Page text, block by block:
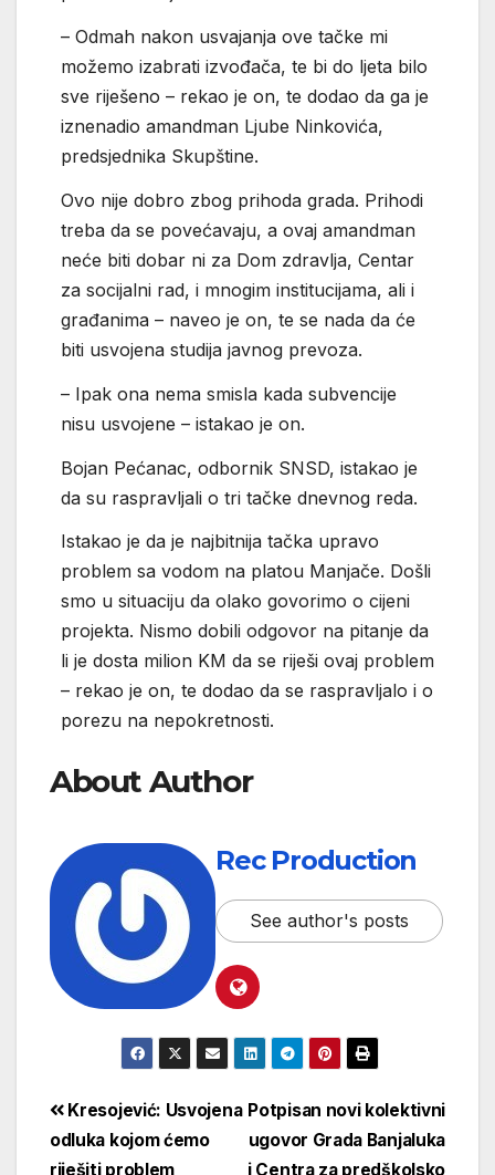
– Odmah nakon usvajanja ove tačke mi
možemo izabrati izvođača, te bi do ljeta bilo
sve riješeno – rekao je on, te dodao da ga je
iznenadio amandman Ljube Ninkovića,
predsjednika Skupštine.
Ovo nije dobro zbog prihoda grada. Prihodi
treba da se povećavaju, a ovaj amandman
neće biti dobar ni za Dom zdravlja, Centar
za socijalni rad, i mnogim institucijama, ali i
građanima – naveo je on, te se nada da će
biti usvojena studija javnog prevoza.
– Ipak ona nema smisla kada subvencije
nisu usvojene – istakao je on.
Bojan Pećanac, odbornik SNSD, istakao je
da su raspravljali o tri tačke dnevnog reda.
Istakao je da je najbitnija tačka upravo
problem sa vodom na platou Manjače. Došli
smo u situaciju da olako govorimo o cijeni
projekta. Nismo dobili odgovor na pitanje da
li je dosta milion KM da se riješi ovaj problem
– rekao je on, te dodao da se raspravljalo i o
porezu na nepokretnosti.
About Author
Rec Production
See author's posts
Potpisan novi kolektivni
ugovor Grada Banjaluka
i Centra za predškolsko
Kresojević: Usvojena
odluka kojom ćemo
riješiti problem